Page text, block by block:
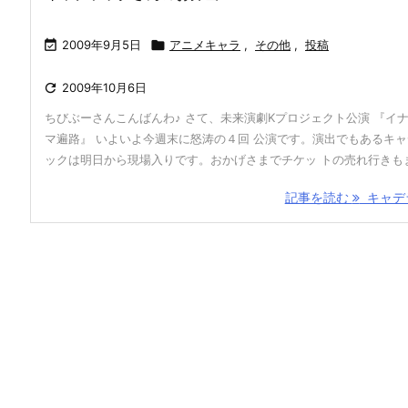
 2009年9月5日  アニメキャラ , その他 , 投稿
 2009年10月6日
ちびぶーさんこんばんわ♪ さて、未来演劇Kプロジェクト公演 『イ
マ遍路』 いよいよ今週末に怒涛の４回 公演です。演出でもあるキャ
ックは明日から現場入りです。おかげさまでチケッ トの売れ行きも
記事を読む キャデ